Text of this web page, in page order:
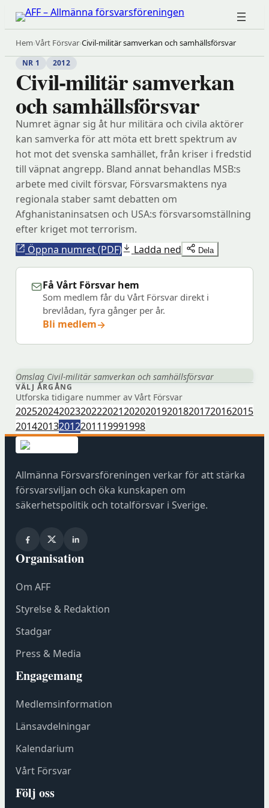
Hoppa
till
innehåll
Hem›Vårt Försvar›Civil-militär samverkan och samhällsförsvar
NR 1 2012
Civil-militär samverkan
och samhällsförsvar
Numret ägnar sig åt hur militära och civila aktörer
kan samverka för att möta ett brett spektrum av
hot mot det svenska samhället, från kriser i fredstid
till väpnat angrepp. Bland annat behandlas MSB:s
arbete med civilt försvar, Försvarsmaktens nya
regionala staber samt debatten om
Afghanistaninsatsen och USA:s försvarsomställning
efter kriget mot terrorism.
Öppna numret (PDF)
Ladda ned Dela
Få Vårt Försvar hem
Som medlem får du Vårt Försvar direkt i
brevlådan, fyra gånger per år.
Bli medlem→
(öppnas
i
fönster
hos
Föreningshuset)
Omslag Civil-militär samverkan och samhällsförsvar
VÄLJ ÅRGÅNG
Utforska tidigare nummer av Vårt Försvar
20252024202320222021202020192018201720162015
201420132012201119991998
Allmänna Försvarsföreningen verkar för att stärka
försvarsviljan och öka kunskapen om
säkerhetspolitik och totalförsvar i Sverige.
Organisation
Om AFF
Styrelse & Redaktion
Stadgar
Press & Media
Engagemang
Medlemsinformation
Länsavdelningar
Kalendarium
Vårt Försvar
Följ oss